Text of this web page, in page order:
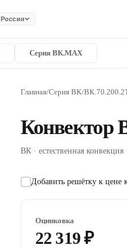
Россия
Серия ВК.MAX
Главная/Серия ВК/
Конвектор
ВК · естественная
Добавить решётку к цене
Оцинковка
22 319 ₽